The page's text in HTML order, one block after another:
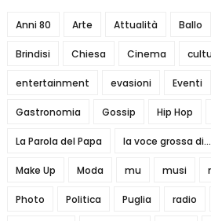
Anni 80 Arte Attualità Ballo
Brindisi Chiesa Cinema
entertainment evasioni Eventi
Gastronomia Gossip Hip Hop
La Parola del Papa la voce grossa di...
Make Up Moda mu musi
Photo Politica Puglia radio